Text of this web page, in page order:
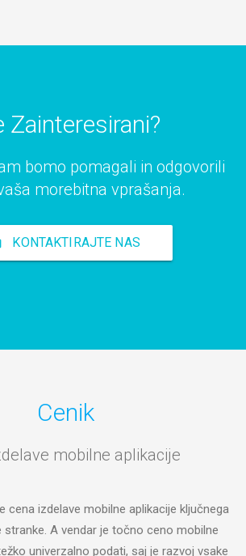
Zainteresirani?
bomo pomagali in odgovorili
morebitna vprašanja.
KONTAKTIRAJTE NAS
Cenik
mobilne aplikacije
cena izdelave mobilne aplikacije ključnega
stranke. A vendar je točno ceno mobilne
univerzalno podati, saj je razvoj vsake